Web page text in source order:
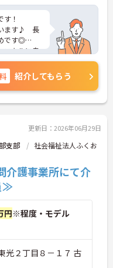
！
います♪ 長
です◎
スキルに自
ど、さら
ご相談くだ
紹介してもらう
更新日：2026年06月29日
支部
社会福祉法人ふくお
介護事業所にて介
≫
円※程度・モデル
光２丁目８－１７ 古